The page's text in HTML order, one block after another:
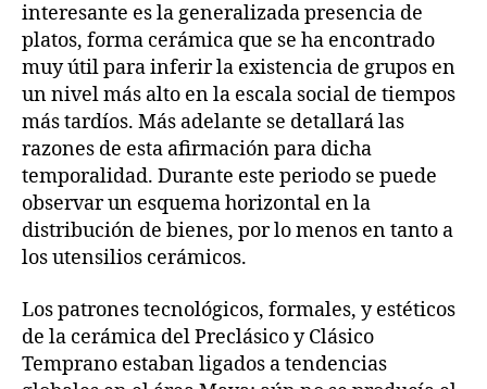
interesante es la generalizada presencia de
platos, forma cerámica que se ha encontrado
muy útil para inferir la existencia de grupos en
un nivel más alto en la escala social de tiempos
más tardíos. Más adelante se detallará las
razones de esta afirmación para dicha
temporalidad. Durante este periodo se puede
observar un esquema horizontal en la
distribución de bienes, por lo menos en tanto a
los utensilios cerámicos.
Los patrones tecnológicos, formales, y estéticos
de la cerámica del Preclásico y Clásico
Temprano estaban ligados a tendencias